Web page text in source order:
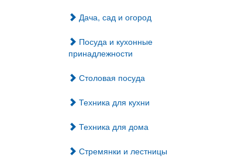
Дача, сад и огород
Посуда и кухонные
принадлежности
Столовая посуда
Техника для кухни
Техника для дома
Стремянки и лестницы